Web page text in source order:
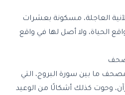
العاجلة، مسكونة بعشرات
الحياة، ولا أصل لها في واقع
ما بين سورة البروج، التي
وحوت كذلك أشكالًا من الوعيد